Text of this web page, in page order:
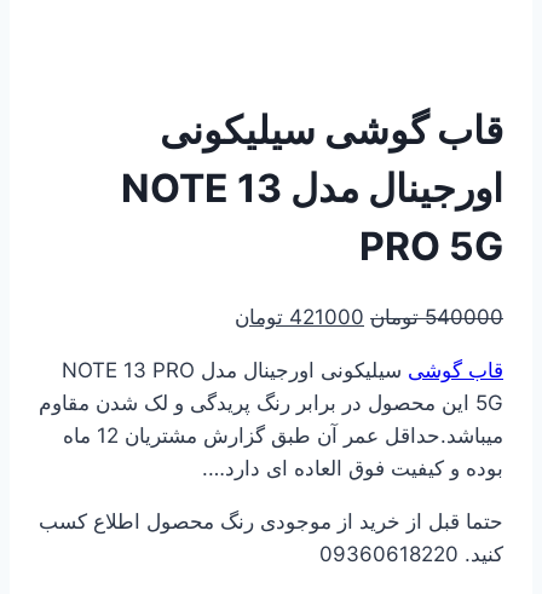
قاب گوشی سیلیکونی
اورجینال مدل NOTE 13
PRO 5G
540000 تومان قیمت
540000 تومان
بود.
421000 تومان
421000 تومان
است.
قاب گوشی
سیلیکونی اورجینال مدل NOTE 13 PRO
5G این محصول در برابر رنگ پریدگی و لک شدن مقاوم
میباشد.حداقل عمر آن طبق گزارش مشتریان 12 ماه
بوده و کیفیت فوق العاده ای دارد….
حتما قبل از خرید از موجودی رنگ محصول اطلاع کسب
کنید. 09360618220